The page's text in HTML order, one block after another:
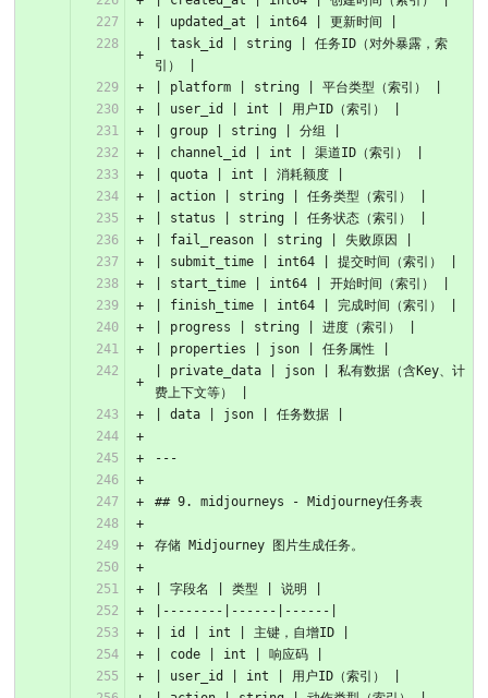
| updated_at | int64 | 更新时间 |
| task_id | string | 任务ID（对外暴露，索
引） |
| platform | string | 平台类型（索引） |
| user_id | int | 用户ID（索引） |
| group | string | 分组 |
| channel_id | int | 渠道ID（索引） |
| quota | int | 消耗额度 |
| action | string | 任务类型（索引） |
| status | string | 任务状态（索引） |
| fail_reason | string | 失败原因 |
| submit_time | int64 | 提交时间（索引） |
| start_time | int64 | 开始时间（索引） |
| finish_time | int64 | 完成时间（索引） |
| progress | string | 进度（索引） |
| properties | json | 任务属性 |
| private_data | json | 私有数据（含Key、计
费上下文等） |
| data | json | 任务数据 |
---
## 9. midjourneys - Midjourney任务表
存储 Midjourney 图片生成任务。
| 字段名 | 类型 | 说明 |
|--------|------|------|
| id | int | 主键，自增ID |
| code | int | 响应码 |
| user_id | int | 用户ID（索引） |